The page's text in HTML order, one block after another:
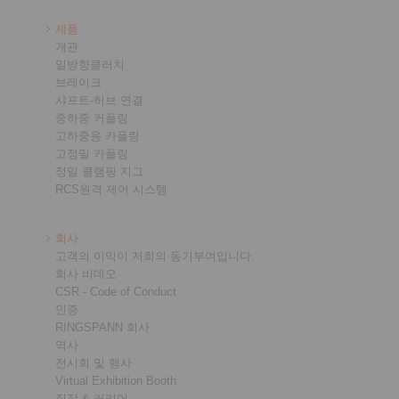
제품
개관
일방향클러치
브레이크
샤프트-허브 연결
중하중 커플링
고하중용 카플링
고정밀 카플링
정밀 클램핑 지그
RCS원격 제어 시스템
회사
고객의 이익이 저희의 동기부여입니다.
회사 비데오
CSR - Code of Conduct
인증
RINGSPANN 회사
역사
전시회 및 행사
Virtual Exhibition Booth